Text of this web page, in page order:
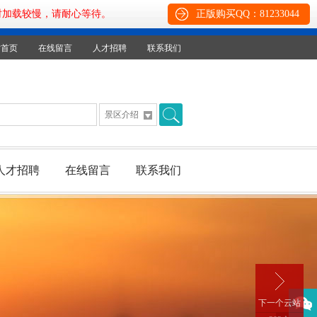
载较慢，请耐心等待。 正版购买QQ：81233044
下一个云站